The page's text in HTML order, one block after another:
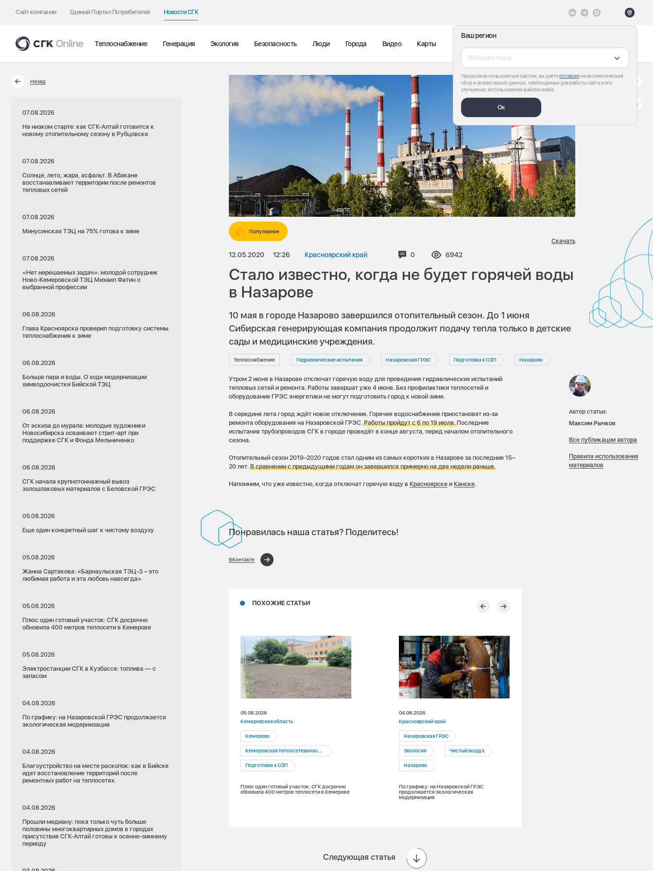
Сайт компании Единый Портал Потребителей Новости СГК
Ваш регион
Выберите город
Продолжая пользоваться сайтом, вы даётесогласиена автоматический
сбор и анализ ваших данных, необходимых для работы сайта и его
улучшения, использование файлов cookie.
Ок
Теплоснабжение Генерация Экология Безопасность Люди Города Видео Карты
Назад
07.08.2026
На низком старте: как СГК-Алтай готовится к
новому отопительному сезону в Рубцовске
07.08.2026
Солнце, лето, жара, асфальт. В Абакане
восстанавливают территории после ремонтов
тепловых сетей
07.08.2026
Минусинская ТЭЦ на 75% готова к зиме
07.08.2026
«Нет нерешаемых задач»: молодой сотрудник
Ново-Кемеровской ТЭЦ Михаил Фатин о
выбранной профессии
06.08.2026
Глава Красноярска проверил подготовку системы
теплоснабжения к зиме
06.08.2026
Больше пара и воды. О ходе модернизации
химводоочистки Бийской ТЭЦ
06.08.2026
От эскиза до мурала: молодые художники
Новосибирска осваивают стрит-арт при
поддержке СГК и Фонда Мельниченко
06.08.2026
СГК начала крупнотоннажный вывоз
золошлаковых материалов с Беловской ГРЭС
05.08.2026
Еще один конкретный шаг к чистому воздуху
05.08.2026
Жанна Сартакова: «Барнаульская ТЭЦ-3 – это
любимая работа и эта любовь навсегда»
05.08.2026
Плюс один готовый участок: СГК досрочно
обновила 400 метров теплосети в Кемерове
05.08.2026
Электростанции СГК в Кузбассе: топлива — с
запасом
04.08.2026
По графику: на Назаровской ГРЭС продолжается
экологическая модернизация
04.08.2026
Благоустройство на месте раскопок: как в Бийске
идет восстановление территорий после
ремонтных работ на теплосетях.
04.08.2026
Прошли медиану: пока только чуть больше
половины многоквартирных домов в городах
присутствия СГК-Алтай готовы к осенне-зимнему
периоду
Популярное
12.05.2020 12:26 Красноярский край Комментариев:
0 Просмотров:
6942
Скачать
Стало известно, когда не будет горячей воды
в Назарове
10 мая в городе Назарово завершился отопительный сезон. До 1 июня
Сибирская генерирующая компания продолжит подачу тепла только в детские
сады и медицинские учреждения.
Теплоснабжение Гидравлические испытания Назаровская ГРЭС Подготовка к ОЗП Назарово
Утром 2 июня в Назарове отключат горячую воду для проведения гидравлических испытаний
тепловых сетей и ремонта. Работы завершат уже 4 июня. Без профилактики теплосетей и
оборудования ГРЭС энергетики не могут подготовить город к новой зиме.
В середине лета город ждёт новое отключение. Горячее водоснабжение приостановят из-за
ремонта оборудования на Назаровской ГРЭС.Работы пройдут с 6 по 19 июля.Последние
испытания трубопроводов СГК в городе проведёт в конце августа, перед началом отопительного
сезона.
Отопительный сезон 2019–2020 годов стал одним из самых коротких в Назарове за последние 15–
20 лет.В сравнении с предыдущими годам он завершился примерно на две недели раньше.
Напомним, что уже известно, когда отключат горячую воду в Красноярске и Канске.
Понравилась наша статья? Поделитесь!
ВКонтакте
ПОХОЖИЕ СТАТЬИ
Кемеровская область
Кемеровская теплосетевая компания
05.08.2026
Кемеровская область
Кемерово
Кемеровская теплосетевая компания
Подготовка к ОЗП
Плюс один готовый участок: СГК досрочно
обновила 400 метров теплосети в Кемерове
04.08.2026
Красноярский край
Назаровская ГРЭС
Экология Чистый воздух
Назарово
По графику: на Назаровской ГРЭС
продолжается экологическая
модернизация
Следующая статья
Автор статьи:
Максим Рычков
Все публикации автора
Правила использования
материалов